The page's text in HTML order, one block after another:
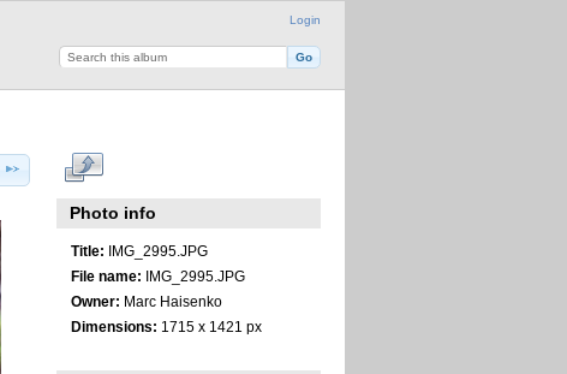
Login
Photo info
Title: IMG_2995.JPG
File name: IMG_2995.JPG
Owner: Marc Haisenko
Dimensions: 1715 x 1421 px